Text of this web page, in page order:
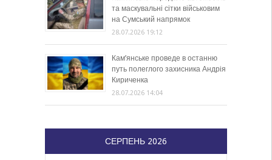
та маскувальні сітки військовим
на Сумський напрямок
28.07.2026 19:12
Кам’янське проведе в останню
путь полеглого захисника Андрія
Кириченка
28.07.2026 14:04
СЕРПЕНЬ 2026